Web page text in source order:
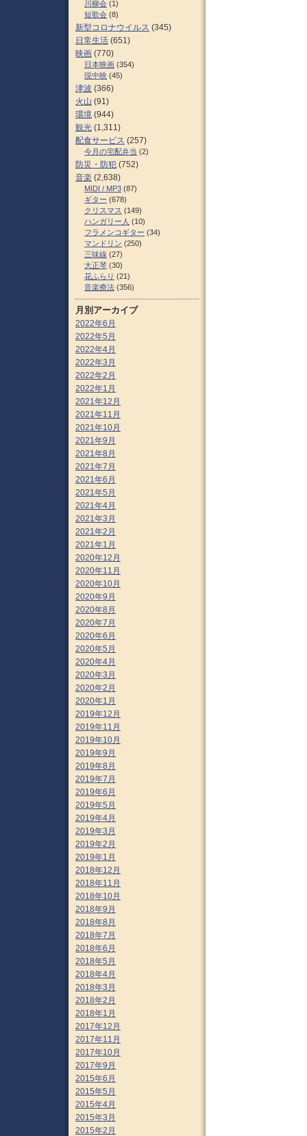
川柳会 (1)
短歌会 (8)
新型コロナウイルス (345)
日常生活 (651)
映画 (770)
日本映画 (354)
現中映 (45)
津波 (366)
火山 (91)
環境 (944)
観光 (1,311)
配食サービス (257)
今月の宅配弁当 (2)
防災・防犯 (752)
音楽 (2,638)
MIDI / MP3 (87)
ギター (678)
クリスマス (149)
ハンガリー人 (10)
フラメンコギター (34)
マンドリン (250)
三味線 (27)
大正琴 (30)
花ふらり (21)
音楽療法 (356)
月別アーカイブ
2022年6月
2022年5月
2022年4月
2022年3月
2022年2月
2022年1月
2021年12月
2021年11月
2021年10月
2021年9月
2021年8月
2021年7月
2021年6月
2021年5月
2021年4月
2021年3月
2021年2月
2021年1月
2020年12月
2020年11月
2020年10月
2020年9月
2020年8月
2020年7月
2020年6月
2020年5月
2020年4月
2020年3月
2020年2月
2020年1月
2019年12月
2019年11月
2019年10月
2019年9月
2019年8月
2019年7月
2019年6月
2019年5月
2019年4月
2019年3月
2019年2月
2019年1月
2018年12月
2018年11月
2018年10月
2018年9月
2018年8月
2018年7月
2018年6月
2018年5月
2018年4月
2018年3月
2018年2月
2018年1月
2017年12月
2017年11月
2017年10月
2017年9月
2015年6月
2015年5月
2015年4月
2015年3月
2015年2月